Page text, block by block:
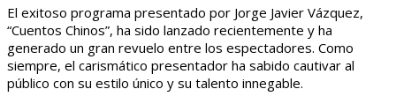
El exitoso programa presentado por Jorge Javier Vázquez,
“Cuentos Chinos”, ha sido lanzado recientemente y ha
generado un gran revuelo entre los espectadores. Como
siempre, el carismático presentador ha sabido cautivar al
público con su estilo único y su talento innegable.